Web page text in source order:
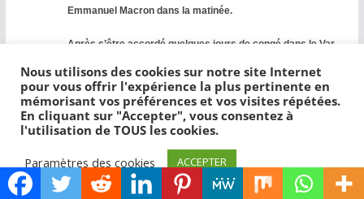
Emmanuel Macron dans la matinée.
Après s’être accordé quelques jours de congé dans le Var,
la Première ministre Elisabeth Borne a reçu ses ministres à
tour de rôle, depuis lundi, à Matignon. Invitée au micro de
l’émission «Ma France», sur France Bleu à la mi-journée, la
cheffe du gouvernement a d’abord réagi à l’actualité,
assurant que,«dans l’immédiat»,le gouvernement était
mobilisé face à la canicule.
Nous utilisons des cookies sur notre site Internet
pour vous offrir l'expérience la plus pertinente en
mémorisant vos préférences et vos visites répétées.
En cliquant sur "Accepter", vous consentez à
l'utilisation de TOUS les cookies.
Paramètres des cookies
ACCEPTER